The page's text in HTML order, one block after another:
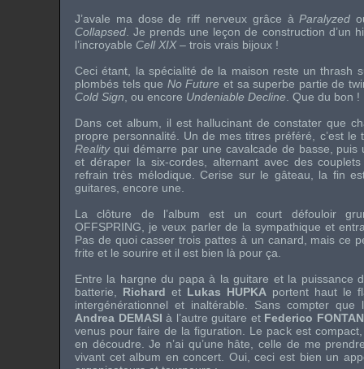
J’avale ma dose de riff nerveux grâce àParalyzed
Collapsed . Je prends une leçon de construction d’un
l’incroyable Cell XIX– trois vrais bijoux !
Ceci étant, la spécialité de la maison reste un thrash
plombés tels que No Future et sa superbe partie de
Cold Sign , ou encore Undeniable Decline . Que du bon !
Dans cet album, il est hallucinant de constater que
propre personnalité. Un de mes titres préféré, c’est
Realityqui démarre par une cavalcade de basse, puis
et déraper la six-cordes, alternant avec des
refrain très mélodique. Cerise sur le gâteau, la fin
guitares, encore une.
La clôture de l’album est un court défouloir
OFFSPRING , je veux parler de la sympathique et
Pas de quoi casser trois pattes à un canard, mais ce
frite et le sourire et il est bien là pour ça.
Entre la hargne du papa à la guitare et la puissance
batterie, Richard et Lukas HUPKA portent haut le
intergénérationnel et inaltérable. Sans compter que
Andrea DEMASI à l’autre guitare et Federico
venus pour faire de la figuration. Le pack est
en découdre. Je n’ai qu’une hâte, celle de me
vivant cet album en concert. Oui, ceci est bien un